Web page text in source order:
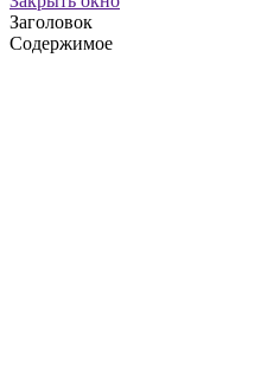
Заголовок
Содержимое